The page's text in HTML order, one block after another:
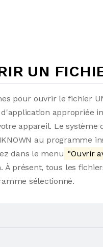
UN
pour ouvrir le fichier
appropriée
appareil. Le
au programme
dans le menu "Ouvrir
présent, tous les
sélectionné.